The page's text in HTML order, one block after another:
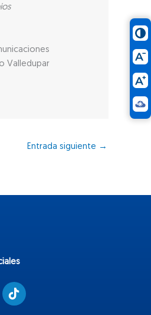
Valledupar
Entrada siguiente →
T
i
k